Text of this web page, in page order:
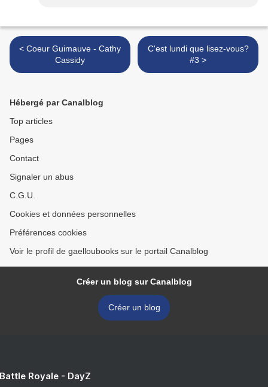
< Coeur Guimauve - Cathy
Cassidy
C'est lundi que lisez-vous?
#3 >
Hébergé par Canalblog
Top articles
Pages
Contact
Signaler un abus
C.G.U.
Cookies et données personnelles
Préférences cookies
Voir le profil de gaelloubooks sur le portail Canalblog
Créer un blog sur Canalblog
Créer un blog
Royale - DayZ